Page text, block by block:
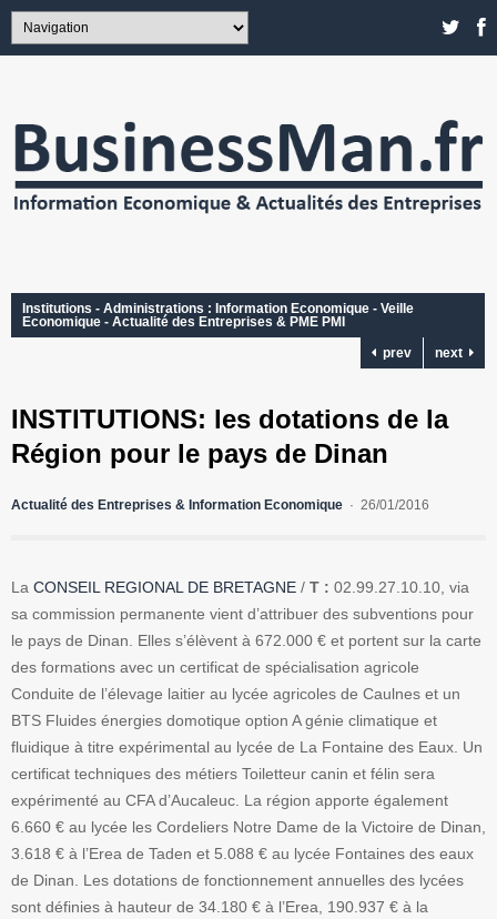
Institutions - Administrations : Information Economique - Veille
Economique - Actualité des Entreprises & PME PMI
prev
next
INSTITUTIONS: les dotations de la
Région pour le pays de Dinan
Actualité des Entreprises & Information Economique 26/01/2016
La CONSEIL REGIONAL DE BRETAGNE / T : 02.99.27.10.10, via
sa commission permanente vient d’attribuer des subventions pour
le pays de Dinan. Elles s’élèvent à 672.000 € et portent sur la carte
des formations avec un certificat de spécialisation agricole
Conduite de l’élevage laitier au lycée agricoles de Caulnes et un
BTS Fluides énergies domotique option A génie climatique et
fluidique à titre expérimental au lycée de La Fontaine des Eaux. Un
certificat techniques des métiers Toiletteur canin et félin sera
expérimenté au CFA d’Aucaleuc. La région apporte également
6.660 € au lycée les Cordeliers Notre Dame de la Victoire de Dinan,
3.618 € à l’Erea de Taden et 5.088 € au lycée Fontaines des eaux
de Dinan. Les dotations de fonctionnement annuelles des lycées
sont définies à hauteur de 34.180 € à l’Erea, 190.937 € à la